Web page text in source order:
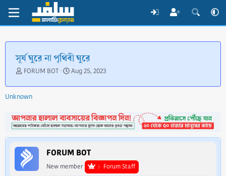
সূর্য ঘুরে না পৃথিবী ঘুরে
T
r
e
d
s
t
a
r
t
FORUM BOT
S
a
d
a
t
e
Aug 25, 2023
Unknown
FORUM BOT
New member Forum Staff